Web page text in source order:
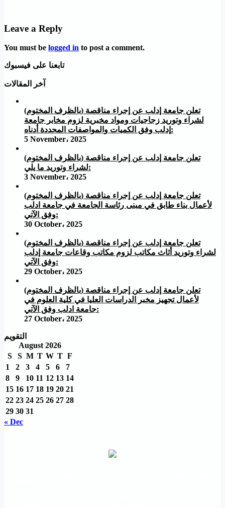
Leave a Reply
You must be logged in to post a comment.
تابعنا على فيسبوك
آخر المقالات
تعلن جامعة إدلب عن إجراء مناقصة (بالظرف المختوم)
لشراء وتوريد زجاجيات ومواد مخبرية لزوم مخابر جامعة
إدلب وفق الكميات والمواصفات المحددة أدناه:
5 November، 2025
تعلن جامعة إدلب عن إجراء مناقصة (بالظرف المختوم)
لشراء وتوريد ما يلي:
3 November، 2025
تعلن جامعة إدلب عن إجراء مناقصة (بالظرف المختوم)
لأعمال بناء طابق في مبنى رئاسة الجامعة في جامعة ادلب
وفق الآتي:
30 October، 2025
تعلن جامعة إدلب عن إجراء مناقصة (بالظرف المختوم)
لشراء وتوريد أثاث مكاتب لزوم مكاتب وقاعات جامعة إدلب
وفق الآتي:
29 October، 2025
تعلن جامعة إدلب عن إجراء مناقصة (بالظرف المختوم)
لأعمال تجهيز مخبر الدراسات العليا في كلية العلوم في
جامعة ادلب وفق الآتي:
27 October، 2025
التقويم
August 2026
S
S M T W T F
1
2 3 4 5 6
7
8
9 10 11 12 13 14
15 16 17 18 19 20 21
22 23 24 25 26 27 28
29 30 31
« Dec